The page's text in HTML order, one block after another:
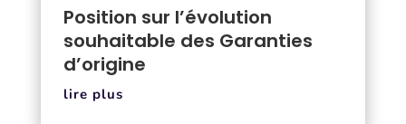
Position sur l’évolution
souhaitable des Garanties
d’origine
lire plus